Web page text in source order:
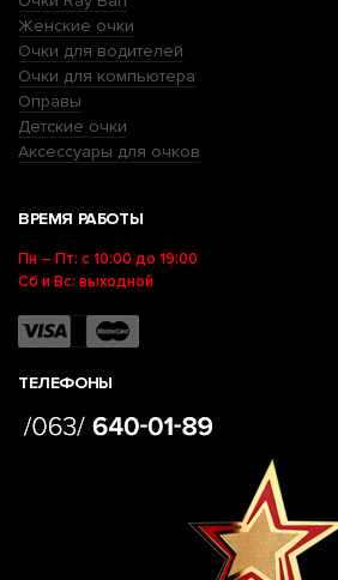
Женские очки
Очки для водителей
Очки для компьютера
Оправы
Детские очки
Аксессуары для очков
ВРЕМЯ РАБОТЫ
Пн – Пт: с 10:00 до 19:00
Сб и Вс: выходной
ТЕЛЕФОНЫ